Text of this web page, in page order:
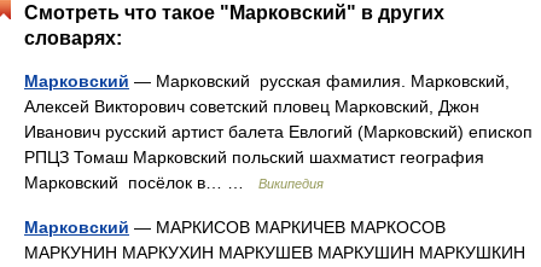
Смотреть что такое "Марковский" в других
словарях:
Марковский — Марковский русская фамилия. Марковский,
Алексей Викторович советский пловец Марковский, Джон
Иванович русский артист балета Евлогий (Марковский) епископ
РПЦЗ Томаш Марковский польский шахматист география
Марковский посёлок в… …
Википедия
Марковский — МАРКИСОВ МАРКИЧЕВ МАРКОСОВ
МАРКУНИН МАРКУХИН МАРКУШЕВ МАРКУШИН МАРКУШКИН